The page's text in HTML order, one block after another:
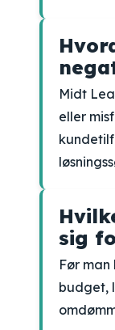
Midt
eller
sig
Før
budget,